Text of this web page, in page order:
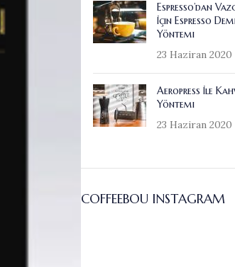
Espresso’dan
İçin Espresso
Yöntemi
23 Haziran 2020
Aeropress İle
Yöntemi
23 Haziran 2020
COFFEEBOU INSTAGRAM